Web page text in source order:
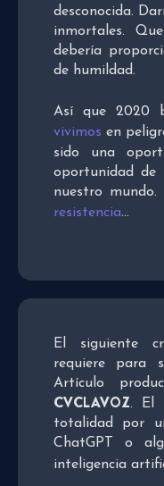
desconocida.
inmortales.
debería
de humildad.
Así que 2020
vivimos en
sido una
oportunidad de
nuestro
resistencia…
El siguiente
requiere para
Artículo
CVCLAVOZ. El
totalidad por
ChatGPT o
inteligencia